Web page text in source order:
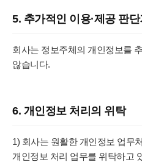
5. 추가적인 이용·제공 판
회사는 정보주체의 개인정보를
않습니다.
6. 개인정보 처리의 위탁
1) 회사는 원활한 개인정보 업무
개인정보 처리 업무를 위탁하고